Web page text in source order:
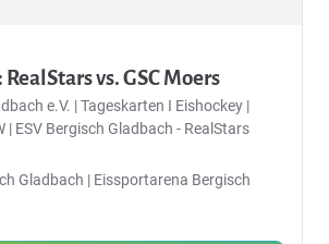
vs. GSC Moers
e.V. |Tageskarten I Eishockey |
| ESV Bergisch Gladbach - RealStars
Gladbach | Eissportarena Bergisch